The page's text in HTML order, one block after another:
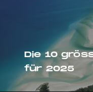
Die 10
für 2025